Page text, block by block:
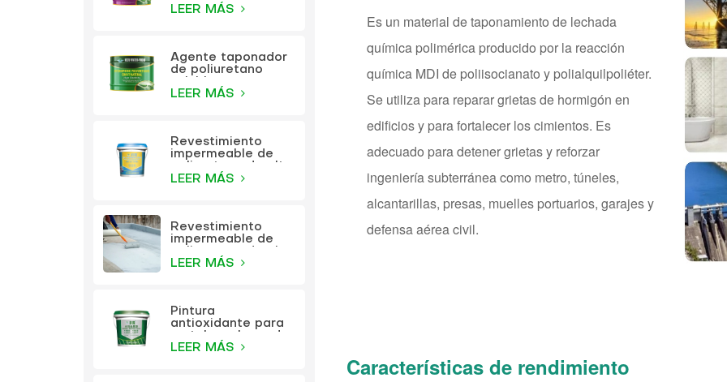
de aceite KEZU
LEER MÁS
Agente taponador
de poliuretano
KEZU
LEER MÁS
Revestimiento
impermeable de
elasticidad
LEER MÁS
Revestimiento
impermeable de
elasticidad
LEER MÁS
Pintura
antioxidante para
agua KEZU (pintura
LEER MÁS
Es un material de taponamiento de lechada
química polimérica producido por la reacción
química MDI de poliisocianato y polialquilpoliéter.
Se utiliza para reparar grietas de hormigón en
edificios y para fortalecer los cimientos. Es
adecuado para detener grietas y reforzar
ingeniería subterránea como metro, túneles,
alcantarillas, presas, muelles portuarios, garajes y
defensa aérea civil.
Características de rendimiento